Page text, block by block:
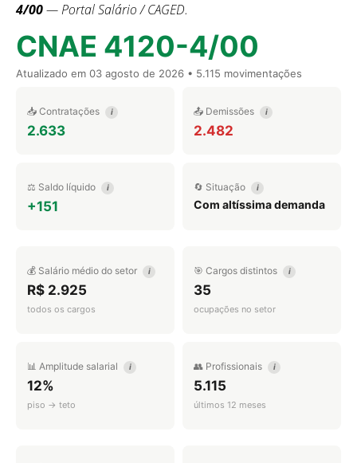
4/00— Portal Salário / CAGED.
CNAE 4120-4/00
Atualizado em 03 agosto de 2026 • 5.115 movimentações
📥 Contratações i
2.633
📤 Demissões i
2.482
⚖️ Saldo líquido i
+151
🔄 Situação i
Com altíssima demanda
💰 Salário médio do setor i
R$ 2.925
todos os cargos
🎯 Cargos distintos i
35
ocupações no setor
📊 Amplitude salarial i
12%
piso → teto
👥 Profissionais i
5.115
últimos 12 meses